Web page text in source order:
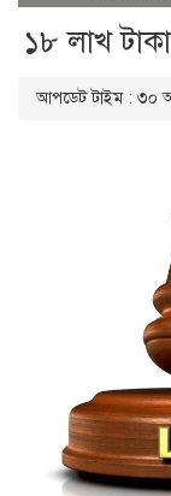
১৮ লাখ
আপডেট টাইম : ৩০